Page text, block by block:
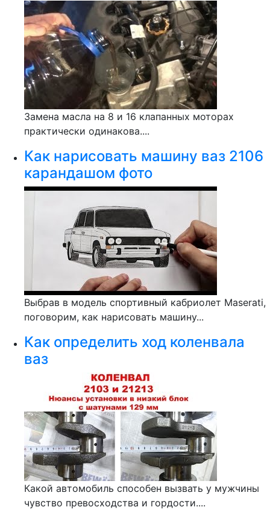
Замена масла на 8 и 16 клапанных моторах
практически одинакова....
Как нарисовать машину ваз 2106
карандашом фото
Выбрав в модель спортивный кабриолет Maserati,
поговорим, как нарисовать машину...
Как определить ход коленвала
ваз
Какой автомобиль способен вызвать у мужчины
чувство превосходства и гордости....